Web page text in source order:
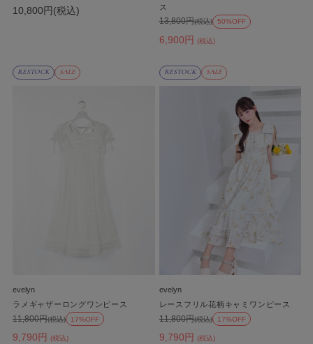
10,800円(税込) ス
6,900円 (税込)
13,800円(税込) 50%OFF
RESTOCK SALE
evelyn
ラメギャザーロングワンピース
9,790円 (税込)
11,800円(税込) 17%OFF
RESTOCK SALE
evelyn
レースフリル花柄キャミワンピース
9,790円 (税込)
11,800円(税込) 17%OFF